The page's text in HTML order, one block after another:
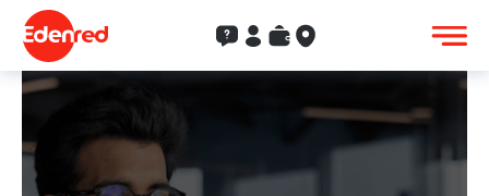
Contacto
Clientes
SaldoAceptación